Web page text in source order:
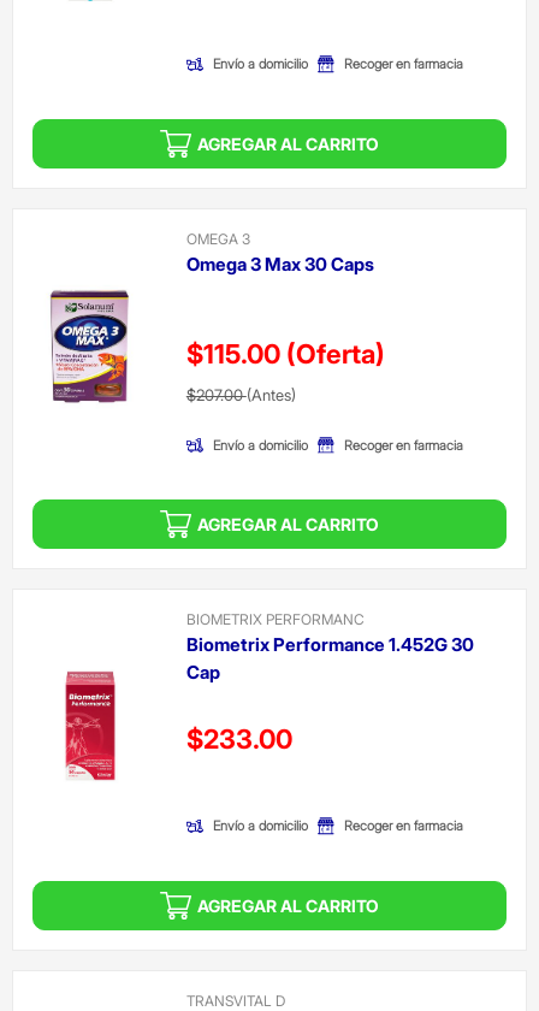
Envío a domicilio Recoger en farmacia
AGREGAR AL CARRITO
OMEGA 3
Omega 3 Max 30 Caps
$115.00 (Oferta)
Precio reducido de
$207.00(Antes)(Oferta)
Envío a domicilio Recoger en farmacia
AGREGAR AL CARRITO
BIOMETRIX PERFORMANC
Biometrix Performance 1.452G 30
Cap
Precio reducido de
$233.00
Envío a domicilio Recoger en farmacia
AGREGAR AL CARRITO
TRANSVITAL D